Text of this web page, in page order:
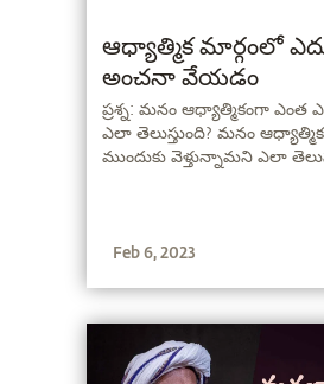
ఆధ్యాత్మిక మార్గంలో
అంచనా వేయడం
ప్రశ్న: మనం ఆధ్యాత్మికంగా
ఎలా తెలుస్తుంది? మనం ఆధ్యాత్మిక మార్గంలో
ముందుకు వెళ్తున్నామని ఎలా
Feb 6, 2023